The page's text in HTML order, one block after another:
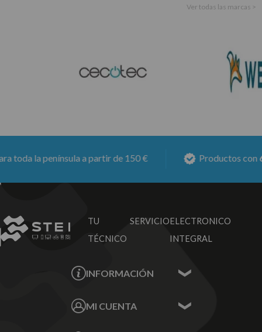
Ver todas las marcas >
la península a partir de 150 € Productos con6
TU SERVICIO
TÉCNICO
ELECTRONICO
INTEGRAL
INFORMACIÓN
Sobre nosotros
MI CUENTA